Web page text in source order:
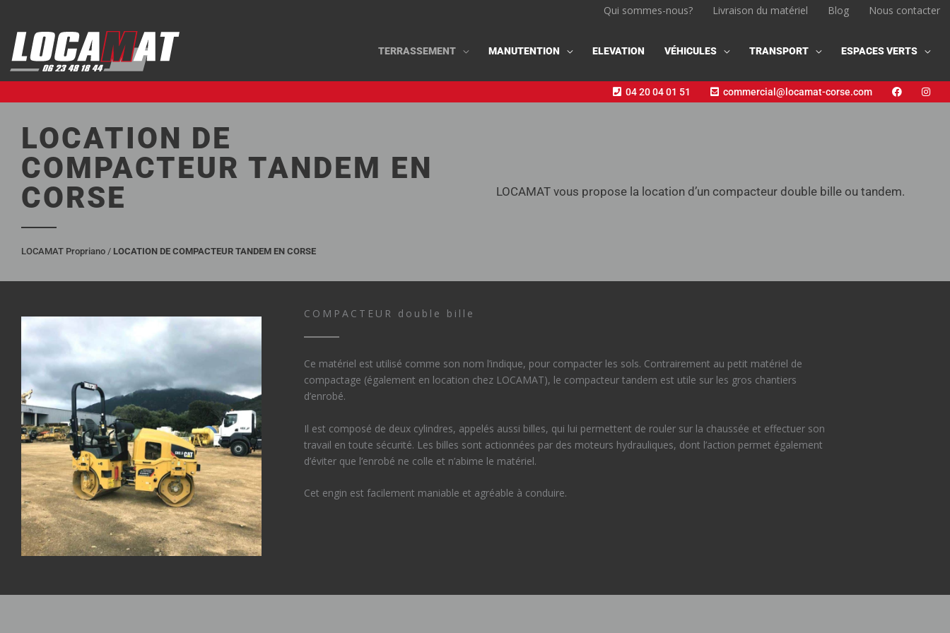
contenu
Qui sommes-nous? Livraison du matériel Blog Nous contacter
TERRASSEMENT MANUTENTION ELEVATION VÉHICULES TRANSPORT ESPACES VERTS
04 20 04 01 51 commercial@locamat-corse.com
LOCATION DE
COMPACTEUR TANDEM EN
CORSE
LOCAMAT Propriano / LOCATION DE COMPACTEUR TANDEM EN CORSE
LOCAMAT vous propose la location d’un compacteur double bille ou tandem.
COMPACTEUR double bille
Ce matériel est utilisé comme son nom l’indique, pour compacter les sols. Contrairement au petit matériel de
compactage (également en location chez LOCAMAT), le compacteur tandem est utile sur les gros chantiers
d’enrobé.
Il est composé de deux cylindres, appelés aussi billes, qui lui permettent de rouler sur la chaussée et effectuer son
travail en toute sécurité. Les billes sont actionnées par des moteurs hydrauliques, dont l’action permet également
d’éviter que l’enrobé ne colle et n’abime le matériel.
Cet engin est facilement maniable et agréable à conduire.